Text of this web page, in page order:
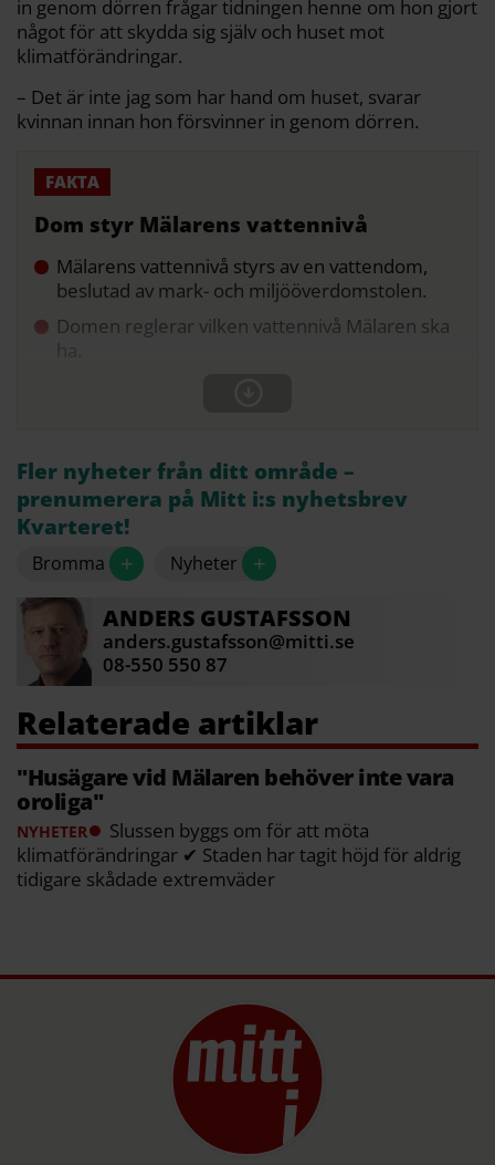
in genom dörren frågar tidningen henne om hon gjort
något för att skydda sig själv och huset mot
klimatförändringar.
– Det är inte jag som har hand om huset, svarar
kvinnan innan hon försvinner in genom dörren.
Dom styr Mälarens vattennivå
Mälarens vattennivå styrs av en vattendom,
beslutad av mark- och miljööverdomstolen.
Domen reglerar vilken vattennivå Mälaren ska
Fler nyheter från ditt område –
prenumerera på Mitt i:s nyhetsbrev
Kvarteret!
Bromma + Nyheter +
ANDERS GUSTAFSSON
anders.gustafsson@mitti.se
08-550 550 87
"Husägare vid Mälaren behöver inte vara
oroliga"
NYHETER
Slussen byggs om för att möta
klimatförändringar ✔ Staden har tagit höjd för aldrig
tidigare skådade extremväder